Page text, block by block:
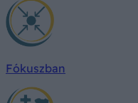
Fókuszban